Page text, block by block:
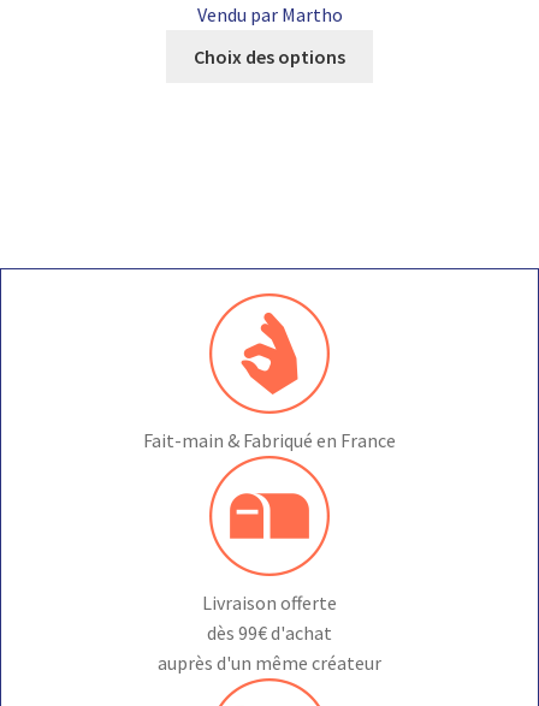
Vendu par Martho
Choix des options
du
Fait-main & Fabriqué en France
Livraison offerte
dès 99€ d'achat
auprès d'un même créateur